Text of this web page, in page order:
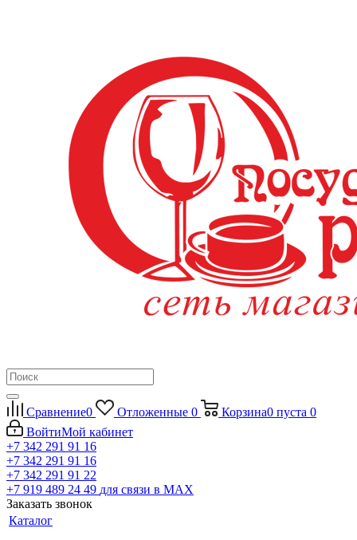
Сравнение0 Отложенные 0 Корзина0 пуста 0
ВойтиМой кабинет
+7 342 291 91 16
+7 342 291 91 16
+7 342 291 91 22
+7 919 489 24 49 для связи в МАХ
Заказать звонок
Каталог